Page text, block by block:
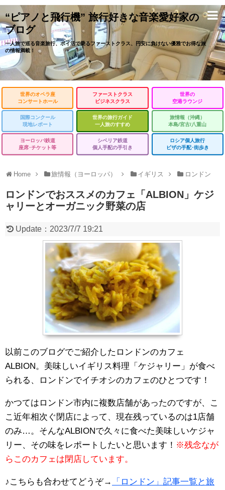
“ピアノと飛行機” 旅行好きな音楽愛好家の
ブログ
一人旅で巡る音楽旅行、ポイ活で乗るファーストクラス、円安に負けない優雅でお得な旅
の情報満載！
世界のオペラ座
コンサートホール
ファーストクラス
ビジネスクラス
世界の
空港ラウンジ
国際コンクール
現地レポート
世界の旅行ガイド
一人旅のすすめ
旅情報（沖縄）
本島/宮古/八重山
ヨーロッパ鉄道
座席･チケット等
シベリア鉄道
個人手配の手引き
ロシア個人旅行
ビザの手配･街歩き
Home 旅情報（ヨーロッパ） イギリス ロンドン
ロンドンでおススメのカフェ「ALBION」ケジ
ャリーとオーガニック野菜の店
Update： 2023/7/7 19:21
以前このブログでご紹介したロンドンのカフェ
ALBION。美味しいイギリス料理「ケジャリー」が食べ
られる、ロンドンでイチオシのカフェのひとつです！
かつてはロンドン市内に複数店舗があったのですが、こ
こ近年相次ぐ閉店によって、現在残っているのは1店舗
のみ…。そんなALBIONで久々に食べた美味しいケジャ
リー、その味をレポートしたいと思います！ ※残念なが
らこのカフェは閉店しています。
♪こちらも合わせてどうぞ→
「ロンドン」記事一覧と旅